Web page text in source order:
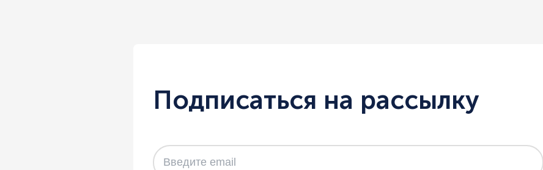
Подписаться на рассылку